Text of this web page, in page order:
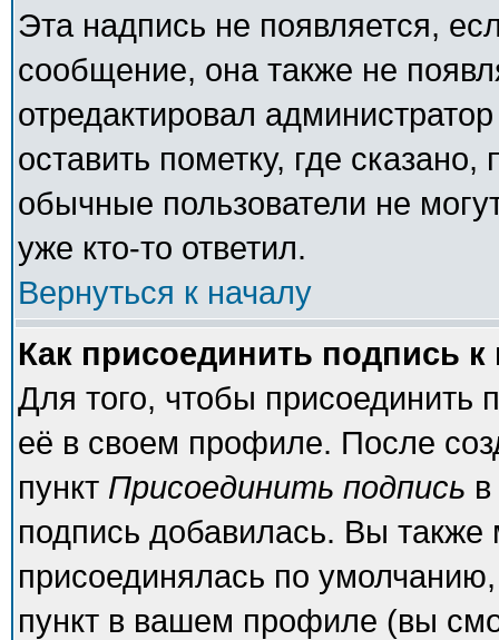
Эта надпись не появляется,
сообщение, она также не
отредактировал
оставить пометку, где
обычные пользователи не
уже кто-то ответил.
Вернуться к началу
Как присоединить подпись
Для того, чтобы присоединить
её в своем профиле. После
пункт Присоединить подпись
подпись добавилась. Вы
присоединялась по
пункт в вашем профиле (вы